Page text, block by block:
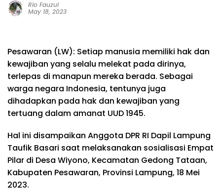
Rio Fauzul
May 18, 2023
Pesawaran (LW): Setiap manusia memiliki hak dan
kewajiban yang selalu melekat pada dirinya,
terlepas di manapun mereka berada. Sebagai
warga negara Indonesia, tentunya juga
dihadapkan pada hak dan kewajiban yang
tertuang dalam amanat UUD 1945.
Hal ini disampaikan Anggota DPR RI Dapil Lampung
Taufik Basari saat melaksanakan sosialisasi Empat
Pilar di Desa Wiyono, Kecamatan Gedong Tataan,
Kabupaten Pesawaran, Provinsi Lampung, 18 Mei
2023.